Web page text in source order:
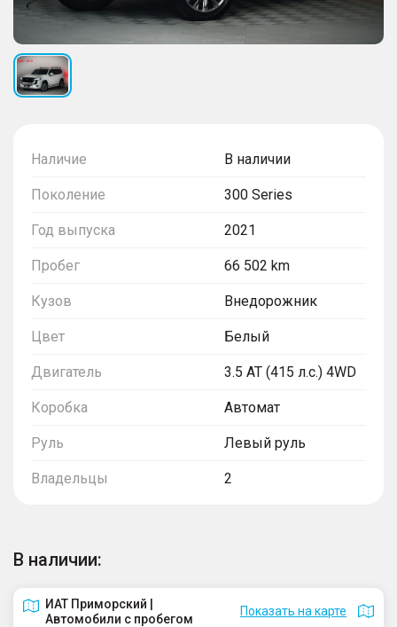
Наличие В наличии
Поколение 300 Series
Год выпуска 2021
Пробег 66 502 km
Кузов Внедорожник
Цвет Белый
Двигатель 3.5 AT (415 л.с.) 4WD
Коробка Автомат
Руль Левый руль
Владельцы 2
В наличии:
ИАТ Приморский |
Автомобили с пробегом
Показать на карте